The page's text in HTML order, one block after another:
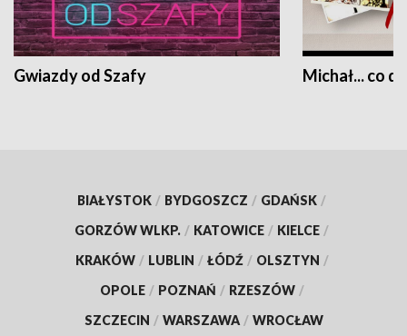
Gwiazdy od Szafy Michał... co
BIAŁYSTOK / BYDGOSZCZ / GDAŃSK /
GORZÓW WLKP. / KATOWICE / KIELCE /
KRAKÓW / LUBLIN / ŁÓDŹ / OLSZTYN /
OPOLE / POZNAŃ / RZESZÓW /
SZCZECIN / WARSZAWA / WROCŁAW